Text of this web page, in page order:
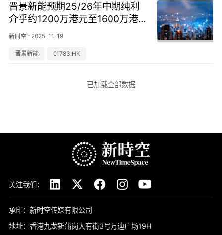
晋景新能预期25/26年中期纯利
介乎约1200万港元至1600万港
元
新时空 · 2025-11-19
晋景新能 01783.HK
已加载全部数据
关注我们：
承印：新时空传媒有限公司
地址：香港九龙新蒲岗大有街3号万迪广场19H